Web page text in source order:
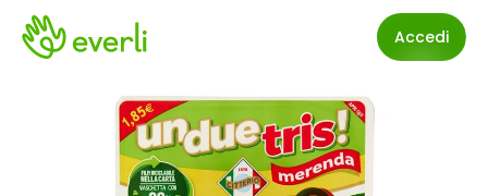
Accedi